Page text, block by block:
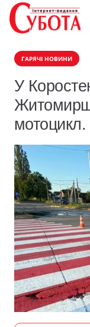
ГАРЯЧІ НОВИНИ
У